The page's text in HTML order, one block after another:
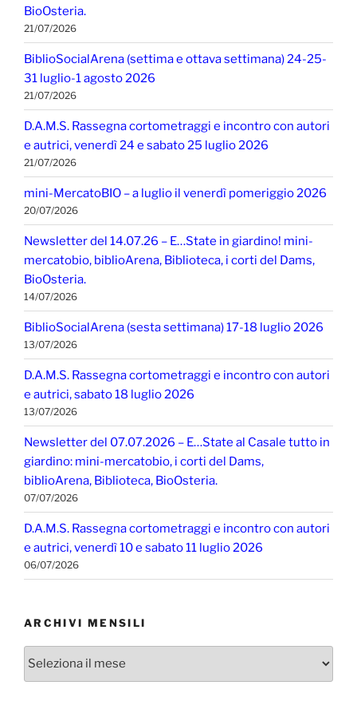
BioOsteria.
21/07/2026
BiblioSocialArena (settima e ottava settimana) 24-25-
31 luglio-1 agosto 2026
21/07/2026
D.A.M.S. Rassegna cortometraggi e incontro con autori
e autrici, venerdì 24 e sabato 25 luglio 2026
21/07/2026
mini-MercatoBIO – a luglio il venerdì pomeriggio 2026
20/07/2026
Newsletter del 14.07.26 – E…State in giardino! mini-
mercatobio, biblioArena, Biblioteca, i corti del Dams,
BioOsteria.
14/07/2026
BiblioSocialArena (sesta settimana) 17-18 luglio 2026
13/07/2026
D.A.M.S. Rassegna cortometraggi e incontro con autori
e autrici, sabato 18 luglio 2026
13/07/2026
Newsletter del 07.07.2026 – E…State al Casale tutto in
giardino: mini-mercatobio, i corti del Dams,
biblioArena, Biblioteca, BioOsteria.
07/07/2026
D.A.M.S. Rassegna cortometraggi e incontro con autori
e autrici, venerdì 10 e sabato 11 luglio 2026
06/07/2026
ARCHIVI MENSILI
Archivi